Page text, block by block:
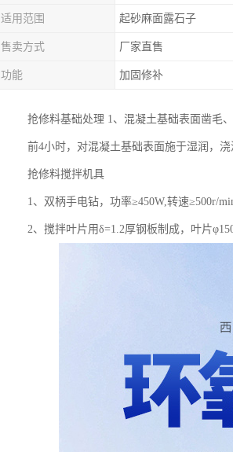
适用范围 起砂麻面露石子
售卖方式 厂家直售
功能 加固修补
抢修料基础处理 1、混凝土基础表面凿毛
前4小时，对混凝土基础表面施于湿润，浇
抢修料搅拌机具
1、双柄手电钻，功率≥450W,转速≥500r/min
2、搅拌叶片用δ=1.2厚钢板制成，叶片